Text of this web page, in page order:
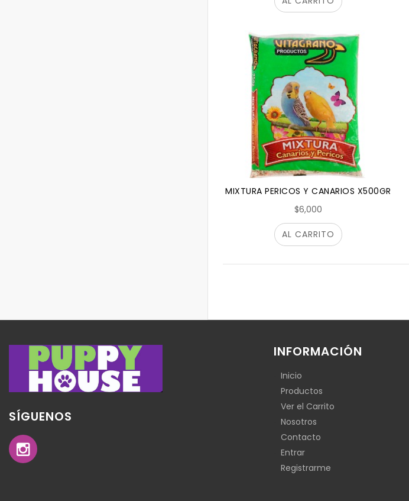
MIXTURA PERICOS Y CANARIOS X500GR
$6,000
AL CARRITO
SÍGUENOS
INFORMACIÓN
Inicio
Productos
Ver el Carrito
Nosotros
Contacto
Entrar
Registrarme